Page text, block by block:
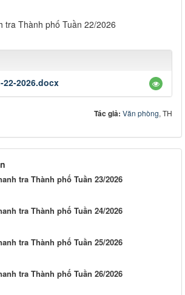
tra Thành phố Tuần 22/2026
22-2026.docx
Tác giả: Văn phòng, TH
tra Thành phố Tuần 23/2026
tra Thành phố Tuần 24/2026
tra Thành phố Tuần 25/2026
tra Thành phố Tuần 26/2026